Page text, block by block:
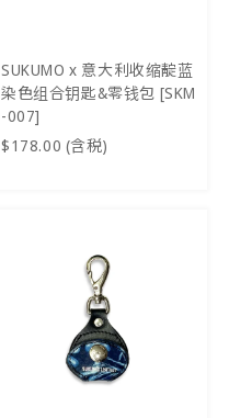
SUKUMO x 意大利收缩靛蓝
染色组合钥匙&零钱包 [SKM
-007]
$178.00 (含税)